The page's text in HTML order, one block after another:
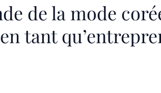
de la mode
tant